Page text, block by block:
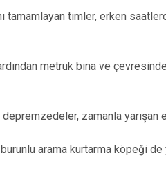
tamamlayan timler, erken
metruk bina ve
zamanla yarışan
arama kurtarma köpeği de